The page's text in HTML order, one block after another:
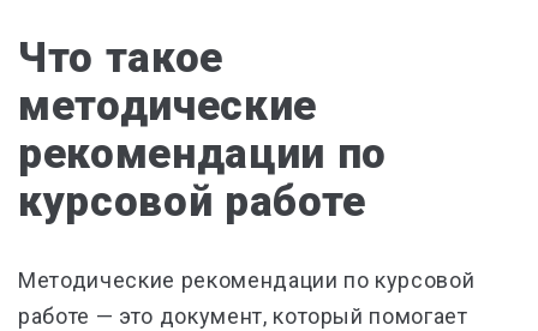
Что такое
методические
рекомендации по
курсовой работе
Методические рекомендации по курсовой
работе — это документ, который помогает